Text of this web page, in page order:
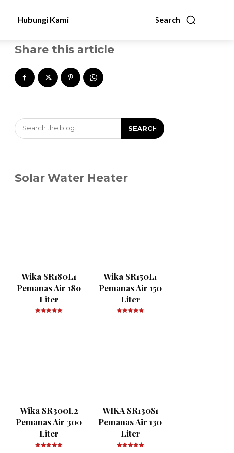
Search
Hubungi Kami
Share this article
Search the blog... SEARCH
Solar Water Heater
Wika SR180L1
Pemanas Air 180
Liter
Wika SR150L1
Pemanas Air 150
Liter
Wika SR300L2
Pemanas Air 300
Liter
WIKA SR130S1
Pemanas Air 130
Liter